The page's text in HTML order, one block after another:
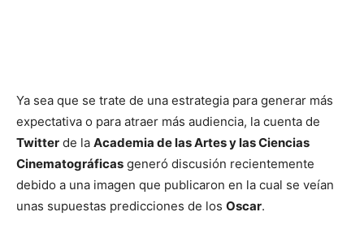
Ya sea que se trate de una estrategia para generar más
expectativa o para atraer más audiencia, la cuenta de
Twitter de la Academia de las Artes y las Ciencias
Cinematográficas generó discusión recientemente
debido a una imagen que publicaron en la cual se veían
unas supuestas predicciones de los Oscar.